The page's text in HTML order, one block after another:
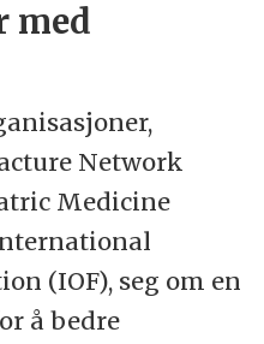
med
Network
Medicine
(IOF), seg om en
å bedre